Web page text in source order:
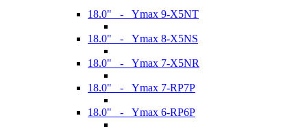
18.0" - Ymax 9-X5NT
18.0" - Ymax 8-X5NS
18.0" - Ymax 7-X5NR
18.0" - Ymax 7-RP7P
18.0" - Ymax 6-RP6P